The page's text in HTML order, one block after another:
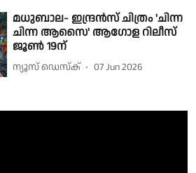
മധുബാല- ഇന്ദ്രൻസ് ചിത്രം 'ചിന്ന
ചിന്ന ആസൈ' ആഗോള റിലീസ്
ജൂൺ 19ന്
ന്യൂസ് ഡെസ്ക് 07 Jun 2026